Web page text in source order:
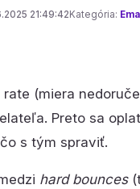
21:49:42 Kategória:
(miera
Preto sa
s tým spraviť.
hard bounces